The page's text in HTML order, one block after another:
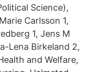
Science),
Carlsson 1,
1, Jens M
Lena Birkeland 2,
and Welfare,